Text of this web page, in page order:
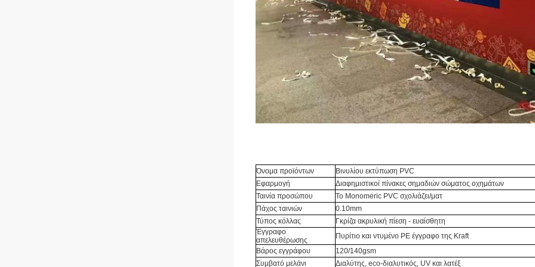
Όνομα προϊόντων
Βινυλίου εκτύπωση PVC
Εφαρμογή
Διαφημιστικοί πίνακες σημαδιών σώματος οχημάτων
Ταινία προσώπου
Το Monomeric PVC σχολιάζει/ματ
Πάχος ταινιών
0.10mm
Τύπος κόλλας
Γκρίζα ακρυλική πίεση - ευαίσθητη
Έγγραφο
απελευθέρωσης
Πυρίτιο και ντυμένο PE έγγραφο της Kraft
Βάρος εγγράφου
120/140gsm
Συμβατό μελάνι
Διαλύτης, eco-διαλυτικός, UV και λατέξ